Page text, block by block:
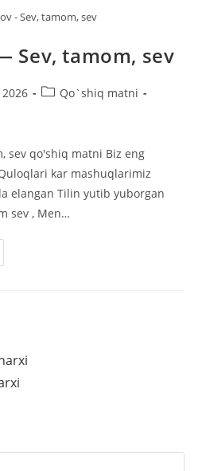
- Sev, tamom, sev
Sev, tamom, sev
Рубрика
Qo`shiq matni
sev qo'shiq matni Biz eng
kar mashuqlarimiz
elangan Tilin yutib yuborgan
sev , Men…